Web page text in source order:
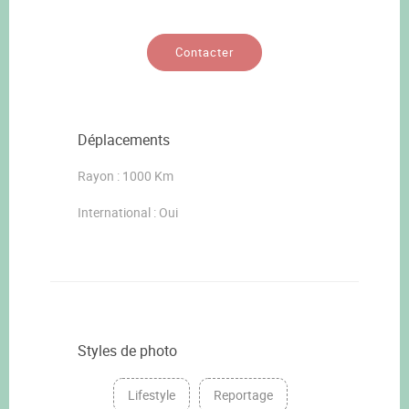
Contacter
Déplacements
Rayon : 1000 Km
International : Oui
Styles de photo
Lifestyle Reportage